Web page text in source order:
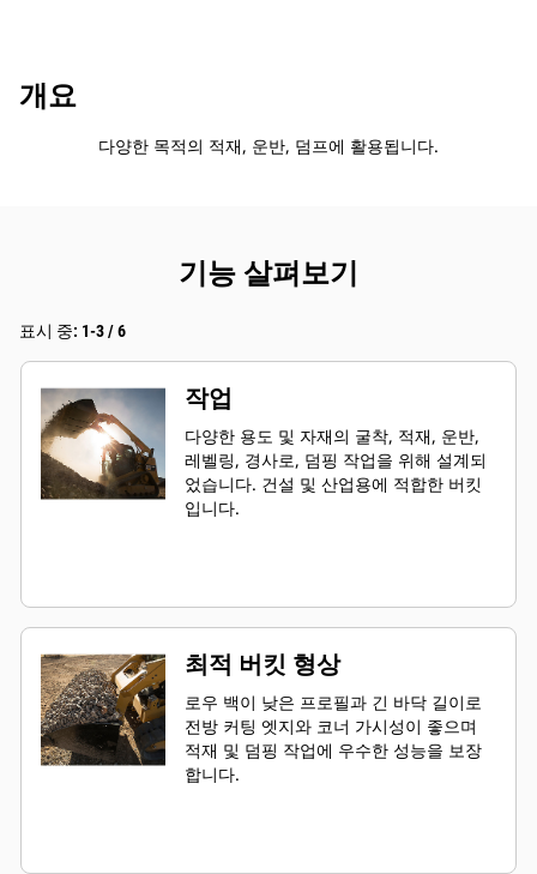
개요
다양한 목적의 적재, 운반, 덤프에 활용됩니다.
기능 살펴보기
표시 중: 1-3 / 6
작업
다양한 용도 및 자재의 굴착, 적재, 운반,
레벨링, 경사로, 덤핑 작업을 위해 설계되
었습니다. 건설 및 산업용에 적합한 버킷
입니다.
최적 버킷 형상
로우 백이 낮은 프로필과 긴 바닥 길이로
전방 커팅 엣지와 코너 가시성이 좋으며
적재 및 덤핑 작업에 우수한 성능을 보장
합니다.